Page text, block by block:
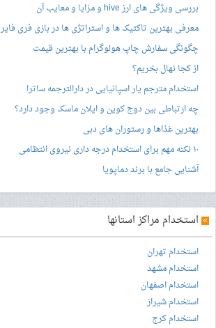
بررسی ویژگی های ارز hive و مزایا و معایب آن
معرفی بهترین تاکتیک ها و استراتژی ها در بازی فری فایر
چگونگی سفارش چاپ هولوگرام با بهترین قیمت
از کجا نهال بخریم؟
استخدام مترجم یار اسپانیایی در دارالترجمه ساترا
چه ارتباطی بین دوج کوین و ایلان ماسک وجود دارد؟
بهترین غذاها و رستوران های دبی
۱۰ نکته مهم برای استخدام درجه داری نیروی انتظامی
آشنایی جامع با برند دماپویا
» استخدام مراکز استانها
استخدام تهران
استخدام مشهد
استخدام اصفهان
استخدام شیراز
استخدام کرج